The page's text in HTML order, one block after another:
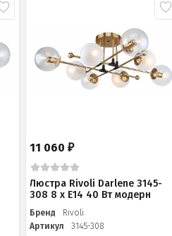
11 060₽
Люстра Rivoli Darlene 3145-
308 8 х Е14 40 Вт модерн
Бренд
Rivoli
Артикул
3145-308